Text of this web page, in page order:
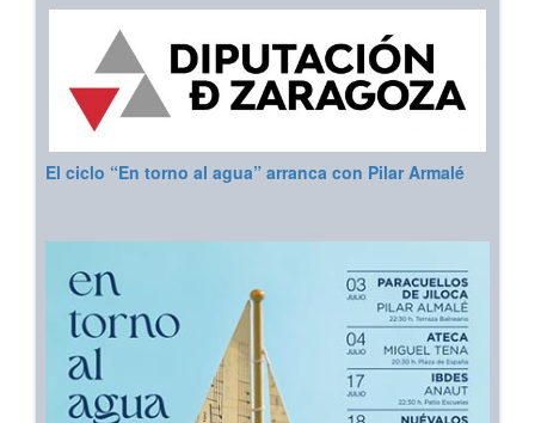
El ciclo “En torno al agua” arranca con Pilar Armalé